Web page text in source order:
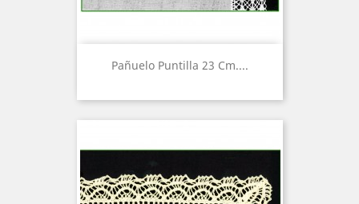
Pañuelo Puntilla 23 Cm....